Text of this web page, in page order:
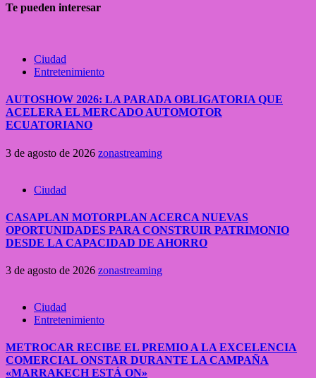
Te pueden interesar
Ciudad
Entretenimiento
AUTOSHOW 2026: LA PARADA OBLIGATORIA QUE
ACELERA EL MERCADO AUTOMOTOR
ECUATORIANO
3 de agosto de 2026 zonastreaming
Ciudad
CASAPLAN MOTORPLAN ACERCA NUEVAS
OPORTUNIDADES PARA CONSTRUIR PATRIMONIO
DESDE LA CAPACIDAD DE AHORRO
3 de agosto de 2026 zonastreaming
Ciudad
Entretenimiento
METROCAR RECIBE EL PREMIO A LA EXCELENCIA
COMERCIAL ONSTAR DURANTE LA CAMPAÑA
«MARRAKECH ESTÁ ON»